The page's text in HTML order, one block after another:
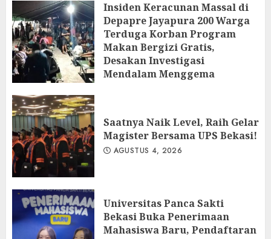
Insiden Keracunan Massal di
Depapre Jayapura 200 Warga
Terduga Korban Program
Makan Bergizi Gratis,
Desakan Investigasi
Mendalam Menggema
Saatnya Naik Level, Raih Gelar
Magister Bersama UPS Bekasi!
AGUSTUS 4, 2026
Universitas Panca Sakti
Bekasi Buka Penerimaan
Mahasiswa Baru, Pendaftaran